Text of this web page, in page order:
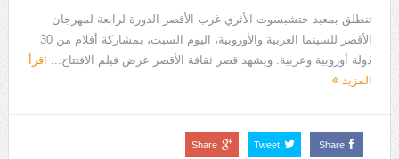
تنطلق بمعبد حتشبسوت الأثري غرب الأقصر الدورة لرابعة لمهرجان
الأقصر للسينما العربية والأوروبية، اليوم السبت، بمشاركة أفلام من 30
دولة أوروبية وعربية. ويشهد قصر ثقافة الأقصر عرض فيلم الافتتاح... اقرأ
المزيد
Share
Tweet
Share